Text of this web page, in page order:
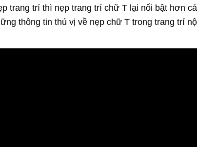
trang trí thì nẹp trang trí chữ T lại nổi bật hơn
thông tin thú vị về nẹp chữ T trong trang trí